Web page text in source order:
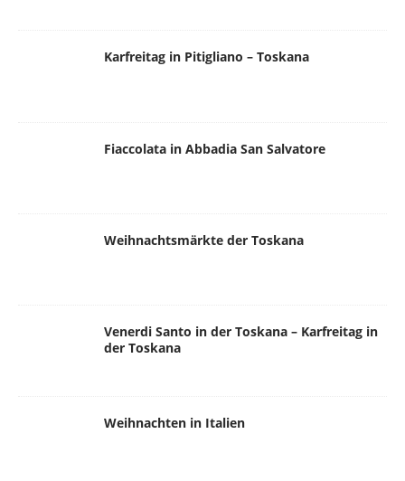
Karfreitag in Pitigliano – Toskana
Fiaccolata in Abbadia San Salvatore
Weihnachtsmärkte der Toskana
Venerdi Santo in der Toskana – Karfreitag in
der Toskana
Weihnachten in Italien